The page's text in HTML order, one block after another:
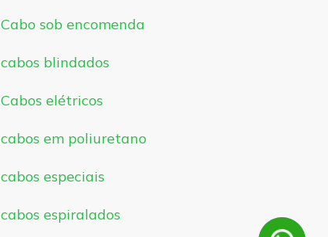
Cabo sob encomenda
cabos blindados
Cabos elétricos
cabos em poliuretano
cabos especiais
cabos espiralados